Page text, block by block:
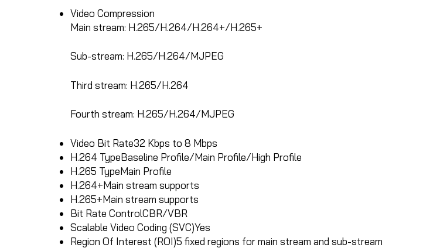
Video Compression
Main stream: H.265/H.264/H.264+/H.265+
Sub-stream: H.265/H.264/MJPEG
Third stream: H.265/H.264
Fourth stream: H.265/H.264/MJPEG
Video Bit Rate32 Kbps to 8 Mbps
H.264 TypeBaseline Profile/Main Profile/High Profile
H.265 TypeMain Profile
H.264+Main stream supports
H.265+Main stream supports
Bit Rate ControlCBR/VBR
Scalable Video Coding (SVC)Yes
Region Of Interest (ROI)5 fixed regions for main stream and sub-stream